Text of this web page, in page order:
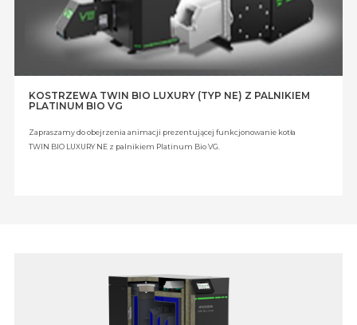
KOSTRZEWA TWIN BIO LUXURY (TYP NE) Z PALNIKIEM
PLATINUM BIO VG
Zapraszamy do obejrzenia animacji prezentującej funkcjonowanie kotła
TWIN BIO LUXURY NE z palnikiem Platinum Bio VG.